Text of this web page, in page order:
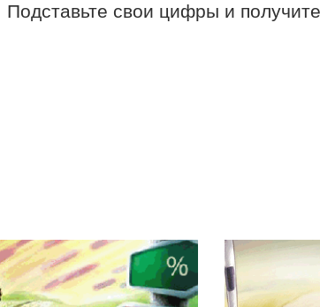
Подставьте свои цифры и получите